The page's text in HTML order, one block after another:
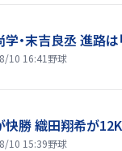
・末吉良丞 進路は
10 16:41 野球
快勝 織田翔希が
10 15:39野球